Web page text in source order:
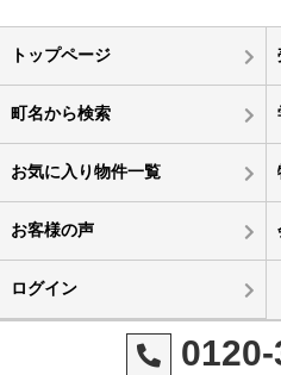
トップページ
町名から検索
お気に入り物件一覧
お客様の声
ログイン